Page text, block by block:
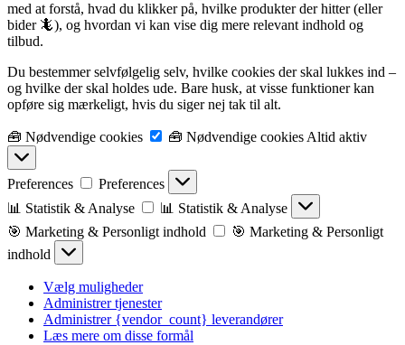
med at forstå, hvad du klikker på, hvilke produkter der hitter (eller
bider 🦎), og hvordan vi kan vise dig mere relevant indhold og
tilbud.
Du bestemmer selvfølgelig selv, hvilke cookies der skal lukkes ind –
og hvilke der skal holdes ude. Bare husk, at visse funktioner kan
opføre sig mærkeligt, hvis du siger nej tak til alt.
🧰 Nødvendige cookies 🧰 Nødvendige cookies Altid aktiv
Preferences
Preferences
📊 Statistik & Analyse
📊 Statistik & Analyse
🎯 Marketing & Personligt indhold
🎯 Marketing & Personligt
indhold
Vælg muligheder
Administrer tjenester
Administrer {vendor_count} leverandører
Læs mere om disse formål